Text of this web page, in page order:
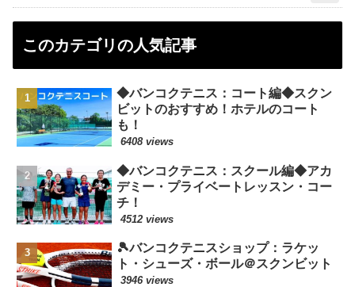
このカテゴリの人気記事
◆バンコクテニス：コート編◆スクン
ビットのおすすめ！ホテルのコート
も！
6408 views
◆バンコクテニス：スクール編◆アカ
デミー・プライベートレッスン・コー
チ！
4512 views
🎾バンコクテニスショップ：ラケッ
ト・シューズ・ボール＠スクンビット
3946 views